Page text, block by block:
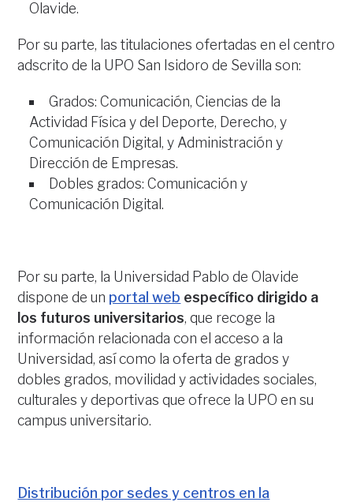
Olavide.
Por su parte, las titulaciones ofertadas en el centro
adscrito de la UPO San Isidoro de Sevilla son:
Grados: Comunicación, Ciencias de la
Actividad Física y del Deporte, Derecho, y
Comunicación Digital, y Administración y
Dirección de Empresas.
Dobles grados: Comunicación y
Comunicación Digital.
Por su parte, la Universidad Pablo de Olavide
dispone de un portal web específico dirigido a
los futuros universitarios, que recoge la
información relacionada con el acceso a la
Universidad, así como la oferta de grados y
dobles grados, movilidad y actividades sociales,
culturales y deportivas que ofrece la UPO en su
campus universitario.
Distribución por sedes y centros en la